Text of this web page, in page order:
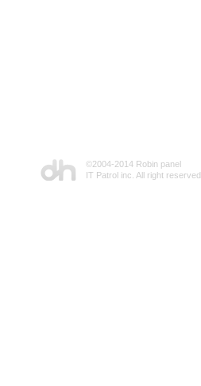
©2004-2014 Robin panel
IT Patrol inc. All right reserved.